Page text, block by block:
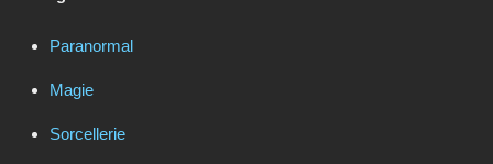
Paranormal
Magie
Sorcellerie